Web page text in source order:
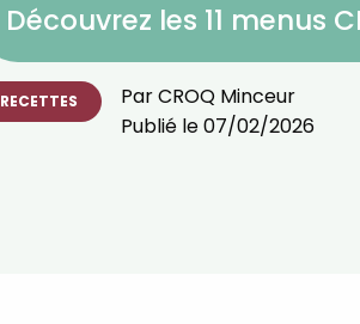
Découvrez les 11 menus
RECETTES ParCROQ Minceur
Publié le07/02/2026